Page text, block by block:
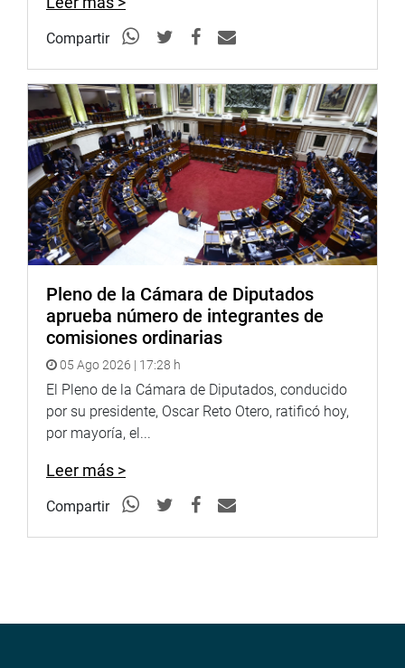
Compartir
Pleno de la Cámara de Diputados
aprueba número de integrantes de
comisiones ordinarias
05 Ago 2026 | 17:28 h
El Pleno de la Cámara de Diputados, conducido
por su presidente, Oscar Reto Otero, ratificó hoy,
por mayoría, el...
Leer más >
Compartir